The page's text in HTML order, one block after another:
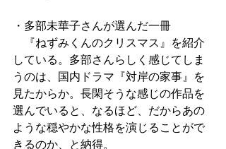
・多部未華子さんが選んだ一冊
『ねずみくんのクリスマス』を紹介
している。多部さんらしく感じてしま
うのは、国内ドラマ『対岸の家事』を
見たからか。長閑そうな感じの作品を
選んでいると、なるほど、だからあの
ような穏やかな性格を演じることがで
きるのか、と納得。